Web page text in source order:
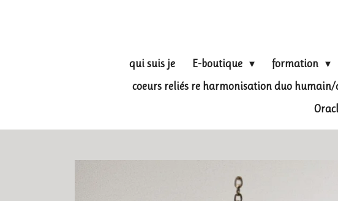
qui suis je E-boutique formation
coeurs reliés re harmonisation duo